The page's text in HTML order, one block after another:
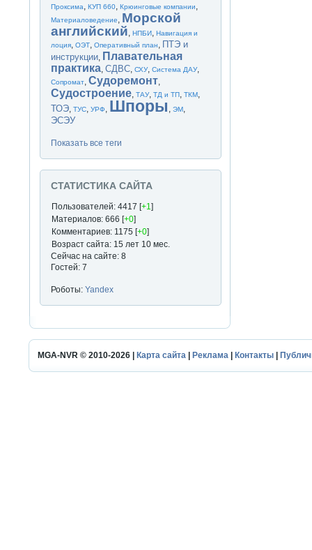
Проксима,КУП 660,Крюинговые компании,
Материаловедение, Морской
английский,НПБИ,Навигация и
лоция,ОЭТ,Оперативный план, ПТЭ и
инструкции, Плавательная
практика,СДВС,СХУ,Система ДАУ,
Сопромат,Судоремонт,
Судостроение,ТАУ,ТД и ТП,ТКМ,
ТОЭ,ТУС,УРФ, Шпоры ,ЭМ,
ЭСЭУ
Показать все теги
СТАТИСТИКА САЙТА
Пользователей: 4417 [+1]
Материалов: 666 [+0]
Комментариев: 1175 [+0]
Возраст сайта: 15 лет 10 мес.
Сейчас на сайте: 8
Гостей: 7
Роботы:Yandex
MGA-NVR © 2010-2026 | Карта сайта Реклама Контакты